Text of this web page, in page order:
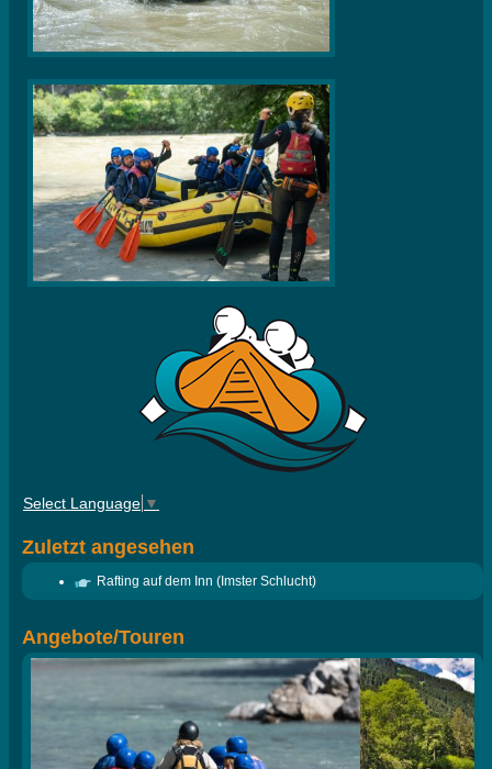
Select Language ▼
Zuletzt angesehen
Rafting auf dem Inn (Imster Schlucht)
Angebote/Touren